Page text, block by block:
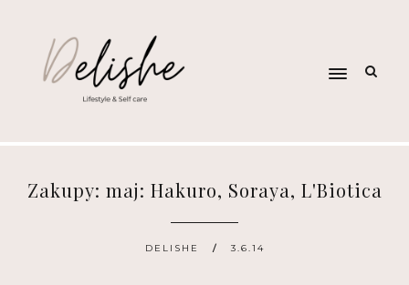
Zakupy: maj: Hakuro, Soraya, L'Biotica
DELISHE 3.6.14